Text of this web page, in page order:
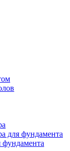
для фундамента
фундамента